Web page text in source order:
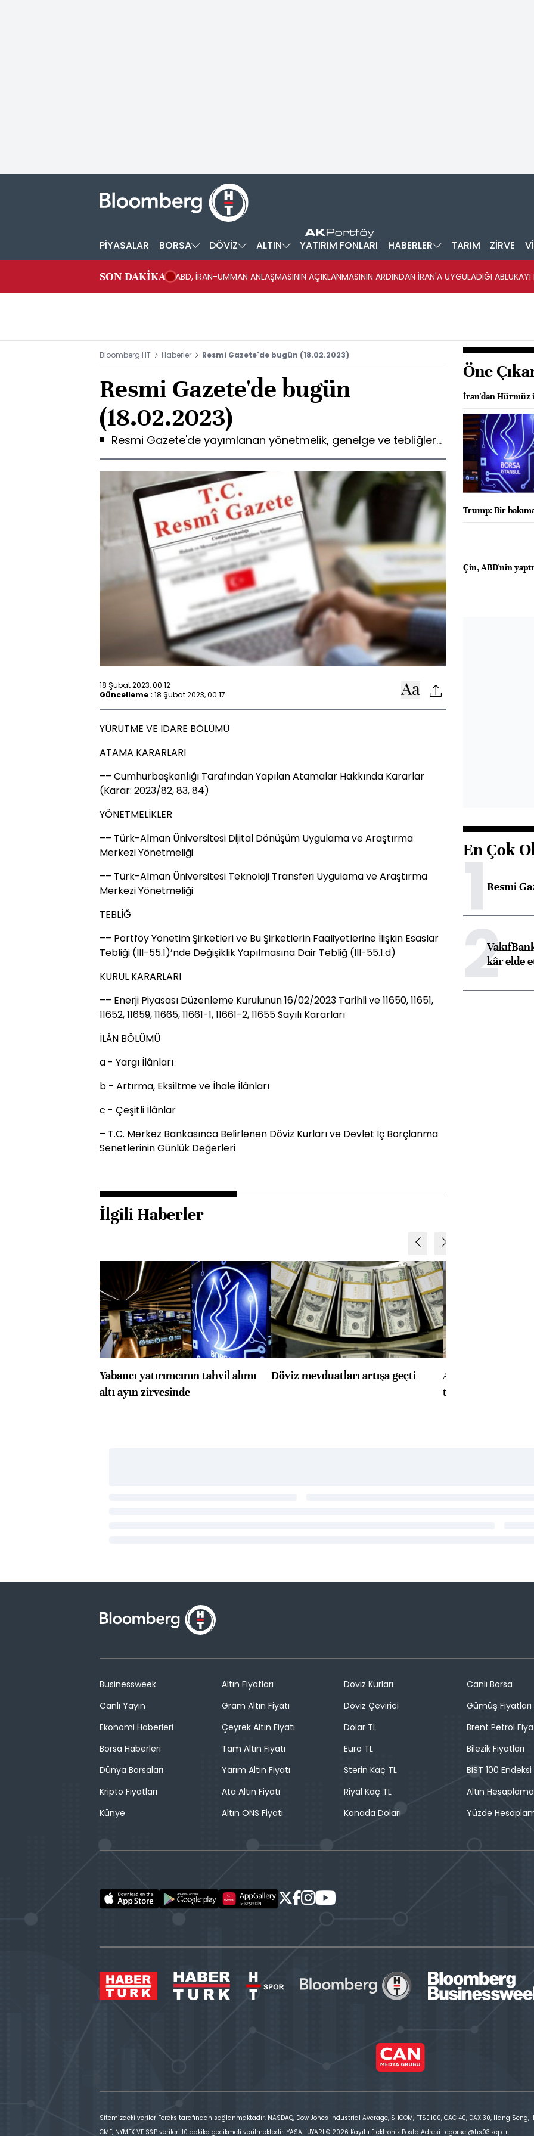
PİYASALAR BORSA DÖVİZ ALTIN YATIRIM FONLARI HABERLER TARIM ZİRVE
SON DAKİKA ABD, İRAN-UMMAN ANLAŞMASININ AÇIKLANMASININ ARDINDAN İRAN'A UYGULADIĞI ABLUKAYI
Bloomberg HT Haberler Resmi Gazete'de bugün (18.02.2023)
Resmi Gazete'de bugün
(18.02.2023)
Resmi Gazete'de yayımlanan yönetmelik, genelge ve tebliğler...
18 Şubat 2023, 00:12
Güncelleme : 18 Şubat 2023, 00:17
YÜRÜTME VE İDARE BÖLÜMÜ
ATAMA KARARLARI
–– Cumhurbaşkanlığı Tarafından Yapılan Atamalar Hakkında Kararlar
(Karar: 2023/82, 83, 84)
YÖNETMELİKLER
–– Türk-Alman Üniversitesi Dijital Dönüşüm Uygulama ve Araştırma
Merkezi Yönetmeliği
–– Türk-Alman Üniversitesi Teknoloji Transferi Uygulama ve Araştırma
Merkezi Yönetmeliği
TEBLİĞ
–– Portföy Yönetim Şirketleri ve Bu Şirketlerin Faaliyetlerine İlişkin Esaslar
Tebliği (III-55.1)’nde Değişiklik Yapılmasına Dair Tebliğ (III-55.1.d)
KURUL KARARLARI
–– Enerji Piyasası Düzenleme Kurulunun 16/02/2023 Tarihli ve 11650, 11651,
11652, 11659, 11665, 11661-1, 11661-2, 11655 Sayılı Kararları
İLÂN BÖLÜMÜ
a - Yargı İlânları
b - Artırma, Eksiltme ve İhale İlânları
c - Çeşitli İlânlar
– T.C. Merkez Bankasınca Belirlenen Döviz Kurları ve Devlet İç Borçlanma
Senetlerinin Günlük Değerleri
İlgili Haberler
Yabancı yatırımcının tahvil alımı
altı ayın zirvesinde
Döviz mevduatları artışa geçti
ABD'de konut
toparlandı
Öne
İran'dan Hürmüz
Trump: Bir
Çin, ABD'nin
En Çok
1Resmi
2kâr elde
Businessweek
Canlı Yayın
Ekonomi Haberleri
Borsa Haberleri
Dünya Borsaları
Kripto Fiyatları
Künye
Altın Fiyatları
Gram Altın Fiyatı
Çeyrek Altın Fiyatı
Tam Altın Fiyatı
Yarım Altın Fiyatı
Ata Altın Fiyatı
Altın ONS Fiyatı
Döviz Kurları
Döviz Çevirici
Dolar TL
Euro TL
Sterin Kaç TL
Riyal Kaç TL
Kanada Doları
Canlı Borsa
Gümüş Fiyatları
Brent Petrol
Bilezik Fiyatları
BIST 100 Endeksi
Altın Hesaplama
Yüzde
Sitemizdeki veriler Foreks tarafından sağlanmaktadır. NASDAQ, Dow Jones Industrial Average, SHCOM, FTSE 100, CAC 40, DAX 30, Hang Seng,
CME, NYMEX VE S&P verileri 10 dakika gecikmeli verilmektedir. YASAL UYARI © 2026 Kayıtlı Elektronik Posta Adresi : cgorsel@hs03.kep.tr